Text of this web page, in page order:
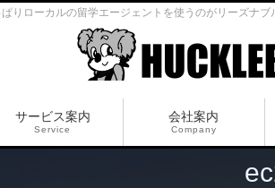
りローカルの留学エージェントを使うのがリーズナ
サービス案内
Service
会社案内
Company